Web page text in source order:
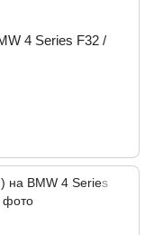
4 Series F32 /